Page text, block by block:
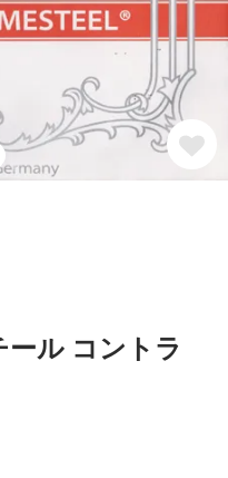
ル コントラ